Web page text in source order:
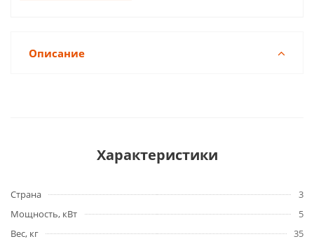
Описание
Характеристики
Страна
3
Мощность, кВт
5
Вес, кг
35